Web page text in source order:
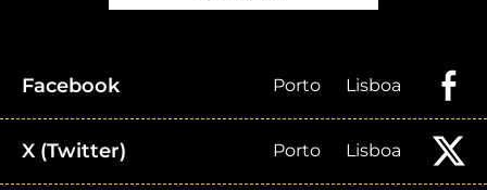
Facebook Porto Lisboa
X (Twitter) Porto Lisboa